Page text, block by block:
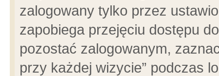
zalogowany tylko przez
zapobiega przejęciu dostępu
pozostać zalogowanym,
przy każdej wizycie” podczas